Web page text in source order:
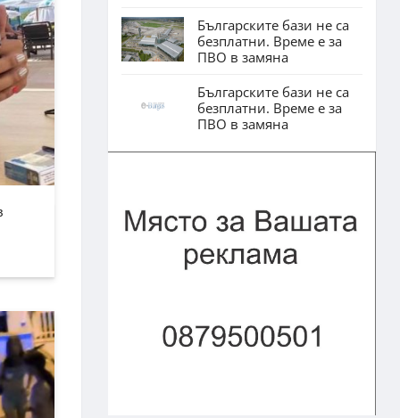
Българските бази не са
безплатни. Време е за
ПВО в замяна
Българските бази не са
безплатни. Време е за
ПВО в замяна